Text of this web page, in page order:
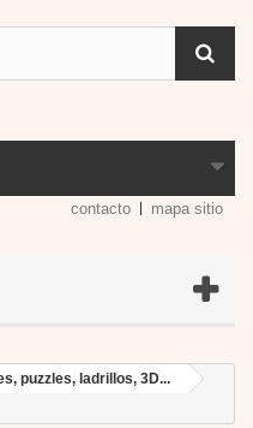
contacto mapa sitio
puzzles, ladrillos, 3D...